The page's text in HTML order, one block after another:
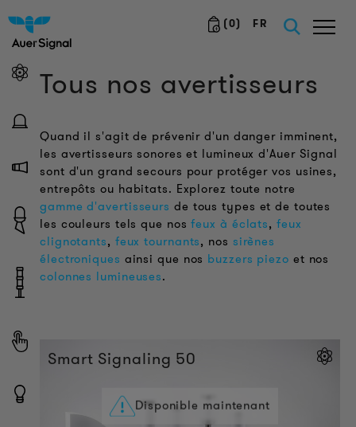
(0) FR
Tous nos avertisseurs
Quand il s'agit de prévenir d'un danger imminent,
les avertisseurs sonores et lumineux d'Auer Signal
sont d'un grand secours pour protéger vos usines,
entrepôts ou habitats. Explorez toute notre
gamme d'avertisseurs de tous types et de toutes
les couleurs tels que nosfeux à éclats, feux
clignotants, feux tournants, nos sirènes
électroniques ainsi que nos buzzers piezo et nos
colonnes lumineuses.
Disponible maintenant
Smart Signaling 50